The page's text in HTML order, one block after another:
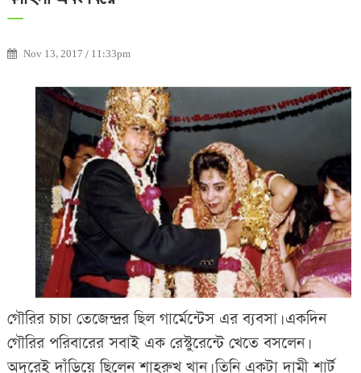
Nov 13, 2017 / 11:33pm
গৌরির চাচা তেজেন্দ্রর ছিল গার্মেন্টেস এর ব্যবসা। একদিন
গৌরির পরিবারের সবাই এক রেস্টুরেন্টে খেতে বসলেন।
অদূরেই দাঁড়িয়ে ছিলেন শাহরুখ খান। তিনি একটা দামী শার্ট